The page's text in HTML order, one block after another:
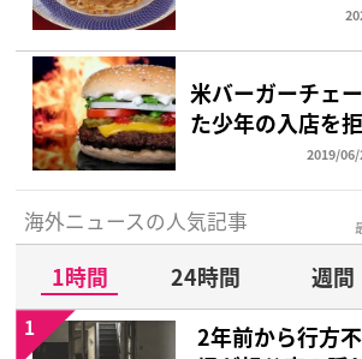
米バーガーチェ
た少年の入店を
2019/06/
海外ニュースの人気記事
1時間 24時間 週間
2年前から行方
1